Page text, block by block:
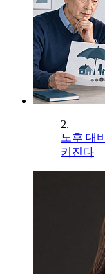
2.
노후 대
커진다